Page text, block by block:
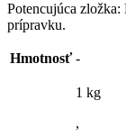
Potencujúca
prípravku.
Hmotnosť -
1 kg
,